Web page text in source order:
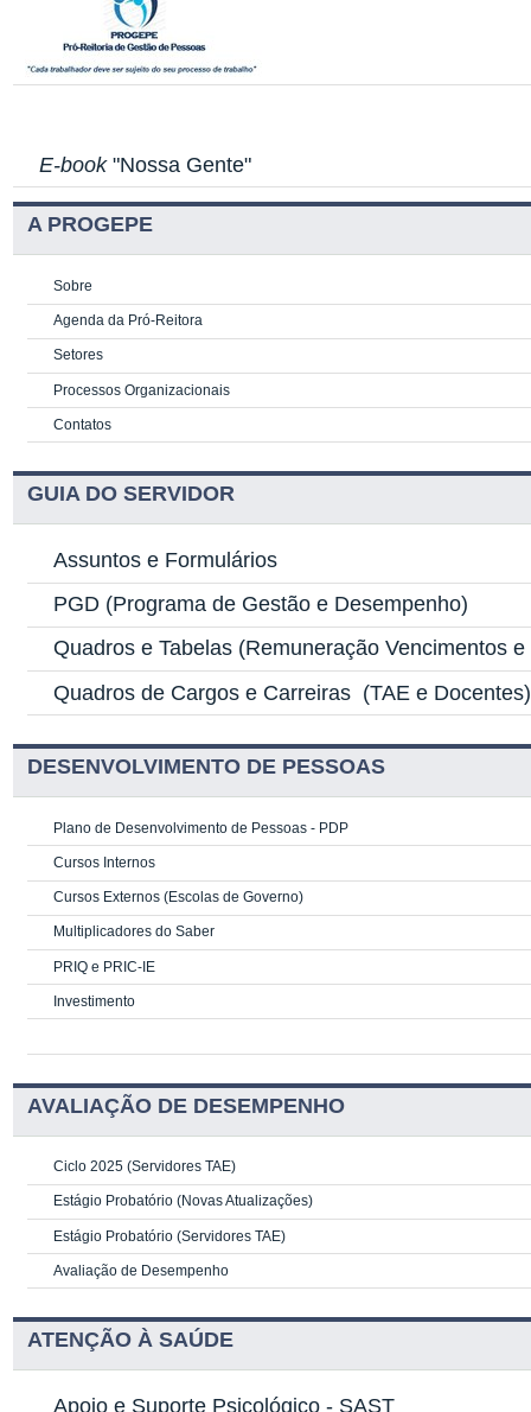
E-book"Nossa Gente"
A PROGEPE
Sobre
Agenda da Pró-Reitora
Setores
Processos Organizacionais
Contatos
GUIA DO SERVIDOR
Assuntos e Formulários
PGD (Programa de Gestão e Desempenho)
Quadros e Tabelas (Remuneração Vencimentos
Quadros de Cargos e Carreiras (TAE e Docentes)
DESENVOLVIMENTO DE PESSOAS
Plano de Desenvolvimento de Pessoas - PDP
Cursos Internos
Cursos Externos (Escolas de Governo)
Multiplicadores do Saber
PRIQ e PRIC-IE
Investimento
AVALIAÇÃO DE DESEMPENHO
Ciclo 2025 (Servidores TAE)
Estágio Probatório (Novas Atualizações)
Estágio Probatório (Servidores TAE)
Avaliação de Desempenho
ATENÇÃO À SAÚDE
Apoio e Suporte Psicológico - SAST